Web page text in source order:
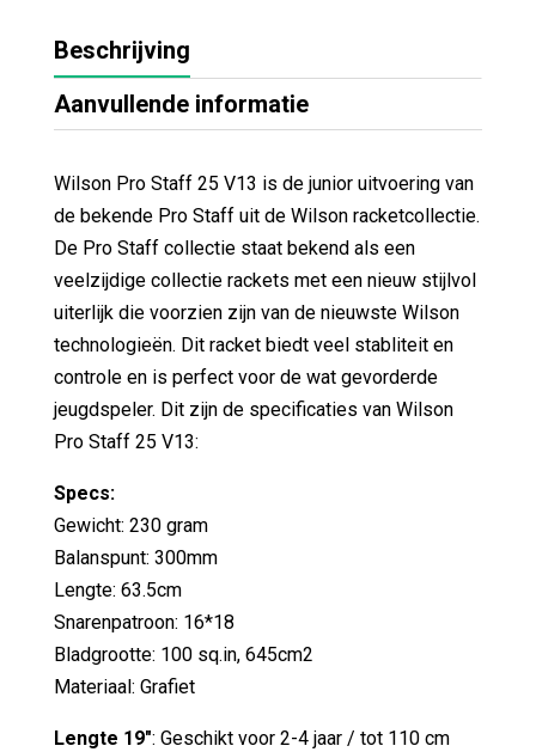
Beschrijving
Aanvullende informatie
Wilson Pro Staff 25 V13 is de junior uitvoering van
de bekende Pro Staff uit de Wilson racketcollectie.
De Pro Staff collectie staat bekend als een
veelzijdige collectie rackets met een nieuw stijlvol
uiterlijk die voorzien zijn van de nieuwste Wilson
technologieën. Dit racket biedt veel stabliteit en
controle en is perfect voor de wat gevorderde
jeugdspeler. Dit zijn de specificaties van Wilson
Pro Staff 25 V13:
Specs:
Gewicht: 230 gram
Balanspunt: 300mm
Lengte: 63.5cm
Snarenpatroon: 16*18
Bladgrootte: 100 sq.in, 645cm2
Materiaal: Grafiet
Lengte 19": Geschikt voor 2-4 jaar / tot 110 cm